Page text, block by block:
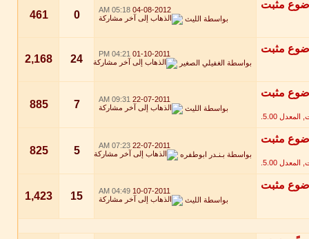
04-08-2012
05:18 AM
بواسطة الليث 0
461
01-10-2011
04:21 PM
بواسطة الغفيلي الصغير 24
2,168
22-07-2011
09:31 AM
بواسطة الليث 7
885
22-07-2011
07:23 AM
بواسطة بـنـدر ابوطفره 5
825
10-07-2011
04:49 AM
بواسطة الليث 15
1,423